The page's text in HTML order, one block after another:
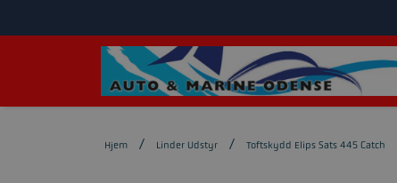
Hjem Linder Udstyr Toftskydd Elips Sats 445 Catch